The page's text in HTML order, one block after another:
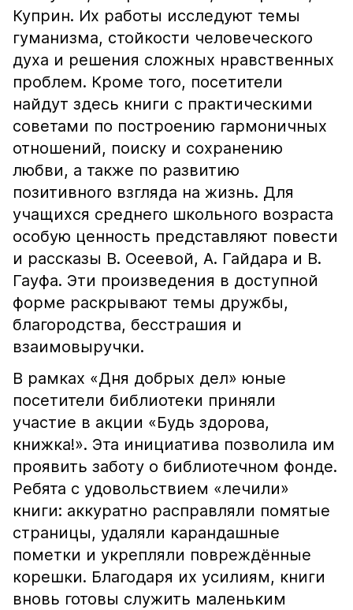
Куприн. Их работы исследуют темы
гуманизма, стойкости человеческого
духа и решения сложных нравственных
проблем. Кроме того, посетители
найдут здесь книги с практическими
советами по построению гармоничных
отношений, поиску и сохранению
любви, а также по развитию
позитивного взгляда на жизнь. Для
учащихся среднего школьного возраста
особую ценность представляют повести
и рассказы В. Осеевой, А. Гайдара и В.
Гауфа. Эти произведения в доступной
форме раскрывают темы дружбы,
благородства, бесстрашия и
взаимовыручки.
В рамках «Дня добрых дел» юные
посетители библиотеки приняли
участие в акции «Будь здорова,
книжка!». Эта инициатива позволила им
проявить заботу о библиотечном фонде.
Ребята с удовольствием «лечили»
книги: аккуратно расправляли помятые
страницы, удаляли карандашные
пометки и укрепляли повреждённые
корешки. Благодаря их усилиям, книги
вновь готовы служить маленьким